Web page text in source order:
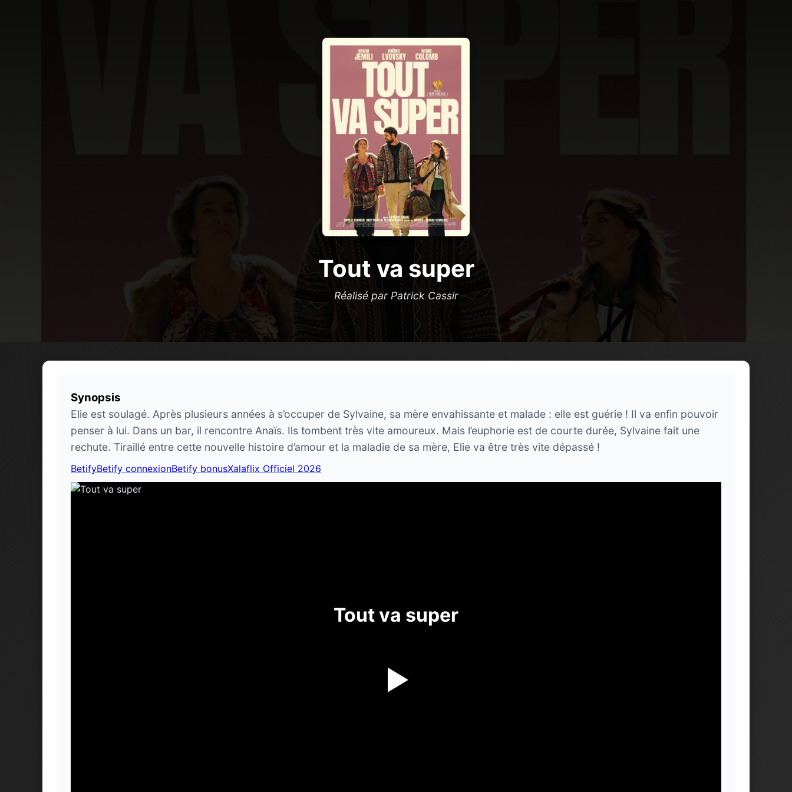
Tout va super
Réalisé par Patrick Cassir
Synopsis
Elie est soulagé. Après plusieurs années à s’occuper de Sylvaine, sa mère envahissante et malade : elle est guérie ! Il va enfin pouvoir
penser à lui. Dans un bar, il rencontre Anaïs. Ils tombent très vite amoureux. Mais l’euphorie est de courte durée, Sylvaine fait une
rechute. Tiraillé entre cette nouvelle histoire d’amour et la maladie de sa mère, Elie va être très vite dépassé !
BetifyBetify connexionBetify bonusXalaflix Officiel 2026
Tout va super